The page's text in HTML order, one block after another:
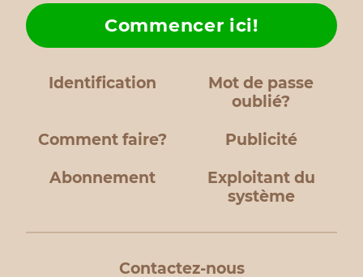
Identification
Mot de passe
oublié?
Comment faire?
Commencer ici!
Publicité
Abonnement
Exploitant du
système
Contactez-nous